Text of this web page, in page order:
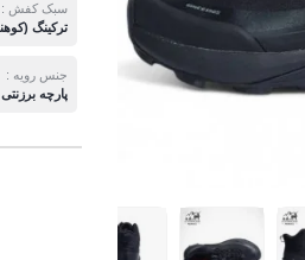
سبک کفش :
ترکینگ
جنس رویه :
پارچه برزنتی